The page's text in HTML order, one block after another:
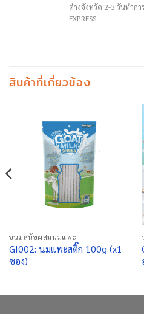
ต่างจังหวัด 2-3 วันทำการ
EXPRESS
สินค้าที่เกี่ยวข้อง
ขนมสุนัขผสมนมแพะ
GI002: นมแพะสติ๊ก 100g (x1
ซอง)